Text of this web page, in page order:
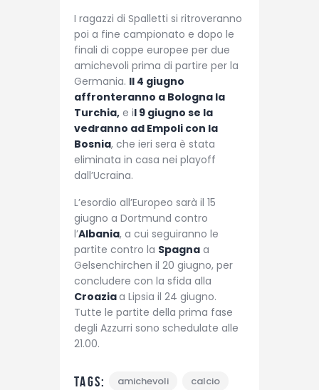
I ragazzi di Spalletti si ritroveranno
poi a fine campionato e dopo le
finali di coppe europee per due
amichevoli prima di partire per la
Germania. Il 4 giugno
affronteranno a Bologna la
Turchia, e il 9 giugno se la
vedranno ad Empoli con la
Bosnia, che ieri sera è stata
eliminata in casa nei playoff
dall’Ucraina.
L’esordio all’Europeo sarà il 15
giugno a Dortmund contro
l’Albania, a cui seguiranno le
partite contro la Spagna a
Gelsenchirchen il 20 giugno, per
concludere con la sfida alla
Croaziaa Lipsia il 24 giugno.
Tutte le partite della prima fase
degli Azzurri sono schedulate alle
21.00.
Tags: amichevoli
calcio